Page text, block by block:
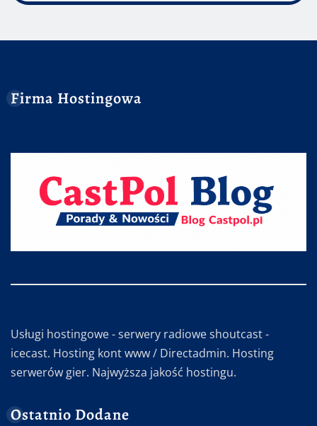
Firma Hostingowa
Usługi hostingowe - serwery radiowe shoutcast -
icecast. Hosting kont www / Directadmin. Hosting
serwerów gier. Najwyższa jakość hostingu.
Ostatnio Dodane